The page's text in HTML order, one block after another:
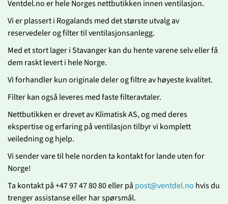
Ventdel.no er hele Norges nettbutikken innen ventilasjon.
Vi er plassert i Rogalands med det største utvalg av
reservedeler og filter til ventilasjonsanlegg.
Med et stort lager i Stavanger kan du hente varene selv eller få
dem raskt levert i hele Norge.
Vi forhandler kun originale deler og filtre av høyeste kvalitet.
Filter kan også leveres med faste filteravtaler.
Nettbutikken er drevet av Klimatisk AS, og med deres
ekspertise og erfaring på ventilasjon tilbyr vi komplett
veiledning og hjelp.
Vi sender vare til hele norden ta kontakt for lande uten for
Norge!
Ta kontakt på +47 97 47 80 80 eller på post@ventdel.no hvis du
trenger assistanse eller har spørsmål.